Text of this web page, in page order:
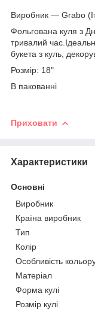
Виробник — Grabo
Фольгована куля з
тривалий
букета з куль,
Розмір: 18"
В пакованні
Приховати
Характеристики
Основні
Виробник
Країна виробник
Тип
Колір
Особливість
Матеріал
Форма кулі
Розмір кулі